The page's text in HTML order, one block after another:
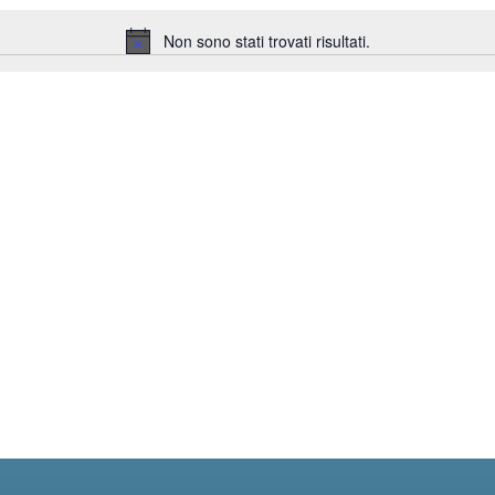
Notice
Non sono stati trovati risultati.